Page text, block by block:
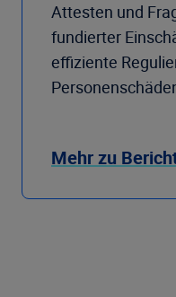
Attesten und
fundierter
effiziente
Mehr zu